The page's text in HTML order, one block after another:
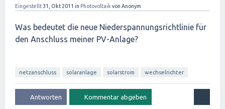
Eingestellt 31, Okt 2011 in Photovoltaik von Anonym
Was bedeutet die neue Niederspannungsrichtlinie für
den Anschluss meiner PV-Anlage?
netzanschluss solaranlage solarstrom wechselrichter